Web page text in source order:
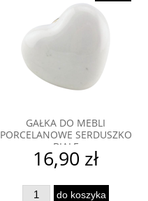
GAŁKA DO MEBLI
PORCELANOWE SERDUSZKO
BIAŁE
16,90 zł
do koszyka